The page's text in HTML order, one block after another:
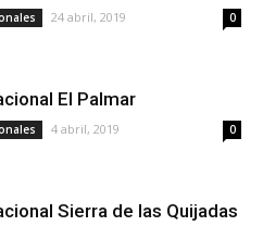
24 abril, 2019 0
El Palmar
4 abril, 2019 0
Sierra de las Quijadas